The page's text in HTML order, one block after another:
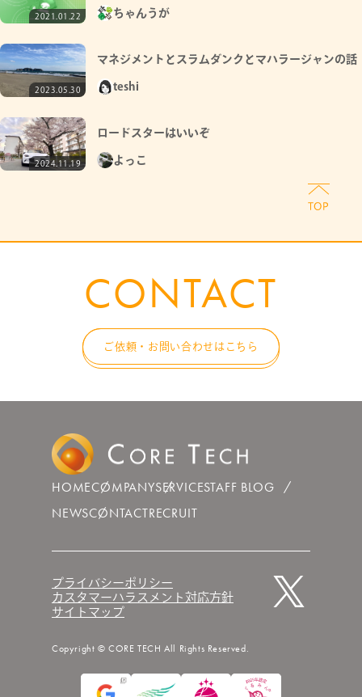
2021.01.22 ちゃんうが
2023.05.30
マネジメントとスラムダンクとマハラージャンの話
teshi
2024.11.19
ロードスターはいいぞ
よっこ
CONTACT
ご依頼・お問い合わせはこちら
HOMECOMPANYSERVICESTAFF BLOG
NEWSCONTACTRECRUIT
プライバシーポリシー
カスタマーハラスメント対応方針
サイトマップ
Copyright © CORE TECH All Rights Reserved.